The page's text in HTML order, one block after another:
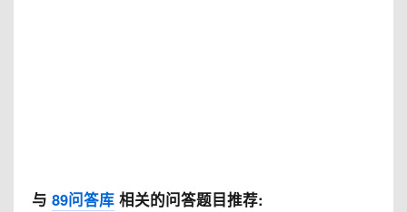
与 89问答库 相关的问答题目推荐: